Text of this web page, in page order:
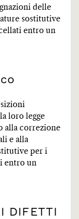
delle
sostitutive
entro un
loro legge
alla correzione
e alla
per i
entro un
DIFETTI